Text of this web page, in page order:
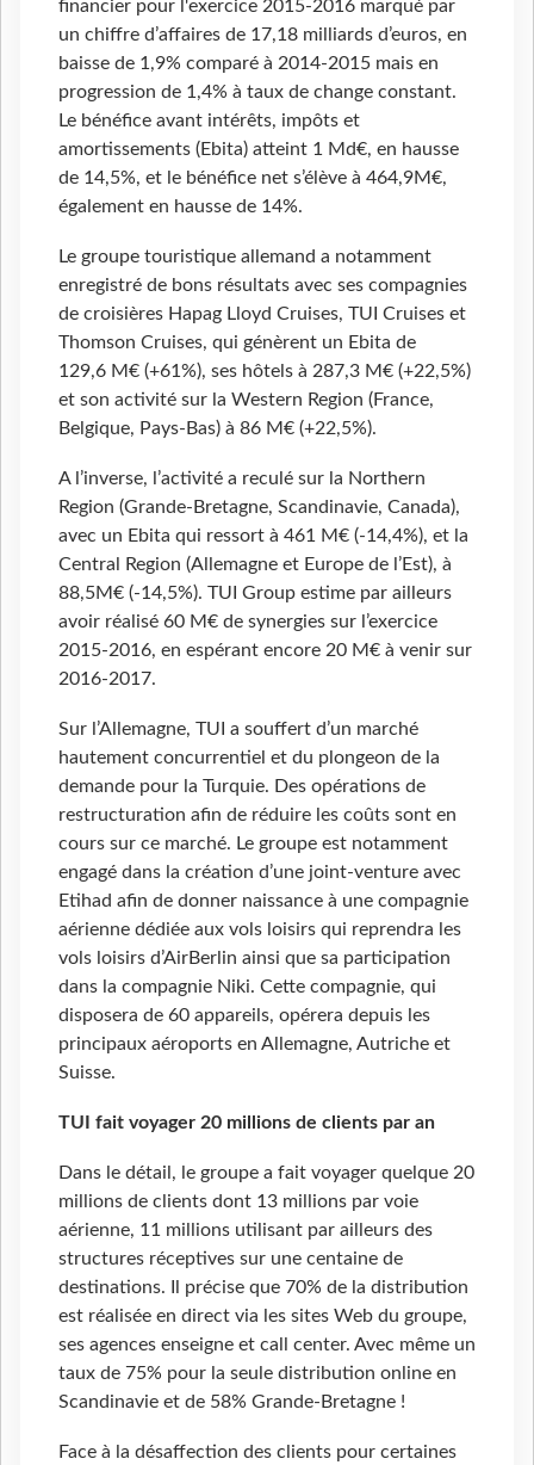
financier pour l'exercice 2015-2016 marqué par
un chiffre d’affaires de 17,18 milliards d’euros, en
baisse de 1,9% comparé à 2014-2015 mais en
progression de 1,4% à taux de change constant.
Le bénéfice avant intérêts, impôts et
amortissements (Ebita) atteint 1 Md€, en hausse
de 14,5%, et le bénéfice net s’élève à 464,9M€,
également en hausse de 14%.
Le groupe touristique allemand a notamment
enregistré de bons résultats avec ses compagnies
de croisières Hapag Lloyd Cruises, TUI Cruises et
Thomson Cruises, qui génèrent un Ebita de
129,6 M€ (+61%), ses hôtels à 287,3 M€ (+22,5%)
et son activité sur la Western Region (France,
Belgique, Pays-Bas) à 86 M€ (+22,5%).
A l’inverse, l’activité a reculé sur la Northern
Region (Grande-Bretagne, Scandinavie, Canada),
avec un Ebita qui ressort à 461 M€ (-14,4%), et la
Central Region (Allemagne et Europe de l’Est), à
88,5M€ (-14,5%). TUI Group estime par ailleurs
avoir réalisé 60 M€ de synergies sur l’exercice
2015-2016, en espérant encore 20 M€ à venir sur
2016-2017.
Sur l’Allemagne, TUI a souffert d’un marché
hautement concurrentiel et du plongeon de la
demande pour la Turquie. Des opérations de
restructuration afin de réduire les coûts sont en
cours sur ce marché. Le groupe est notamment
engagé dans la création d’une joint-venture avec
Etihad afin de donner naissance à une compagnie
aérienne dédiée aux vols loisirs qui reprendra les
vols loisirs d’AirBerlin ainsi que sa participation
dans la compagnie Niki. Cette compagnie, qui
disposera de 60 appareils, opérera depuis les
principaux aéroports en Allemagne, Autriche et
Suisse.
TUI fait voyager 20 millions de clients par an
Dans le détail, le groupe a fait voyager quelque 20
millions de clients dont 13 millions par voie
aérienne, 11 millions utilisant par ailleurs des
structures réceptives sur une centaine de
destinations. Il précise que 70% de la distribution
est réalisée en direct via les sites Web du groupe,
ses agences enseigne et call center. Avec même un
taux de 75% pour la seule distribution online en
Scandinavie et de 58% Grande-Bretagne !
Face à la désaffection des clients pour certaines